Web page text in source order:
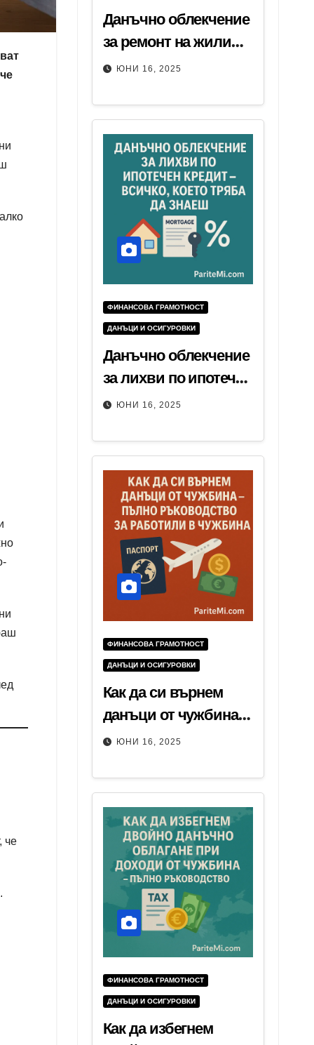
че
Данъчно облекчение
за ремонт на жилище
2025 – как да си
разходите
ЮНИ 16, 2025
ФИНАНСОВА ГРАМОТНОСТ
ДАНЪЦИ И ОСИГУРОВКИ
Данъчно облекчение
за лихви по ипотечен
кредит – всичко,
знаеш
ЮНИ 16, 2025
ФИНАНСОВА ГРАМОТНОСТ
ДАНЪЦИ И ОСИГУРОВКИ
Как да си върнем
данъци от чужбина –
пълно ръководство
чужбина
ЮНИ 16, 2025
ФИНАНСОВА ГРАМОТНОСТ
ДАНЪЦИ И ОСИГУРОВКИ
Как да избегнем